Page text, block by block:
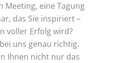
Meeting, eine Tagung
das Sie inspiriert –
voller Erfolg wird?
uns genau richtig.
Ihnen nicht nur das